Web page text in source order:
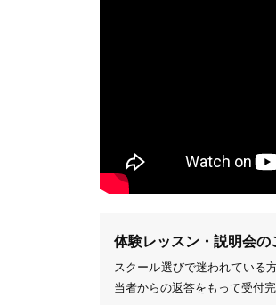
体験レッスン・説明会の
スクール選びで迷われている
当者からの返答をもって受付